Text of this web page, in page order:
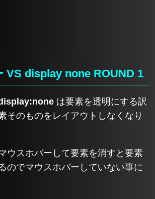
VS display none ROUND 1
は要素を透明にする訳
そのものをレイアウトしなくなり
ウスホバーして要素を消すと要素
のでマウスホバーしていない事に